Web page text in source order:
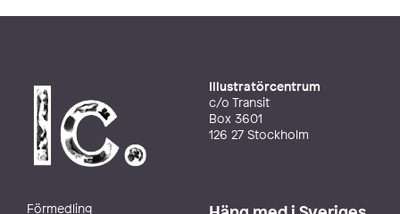
Illustratörcentrum
c/o Transit
Box 3601
126 27 Stockholm
Förmedling